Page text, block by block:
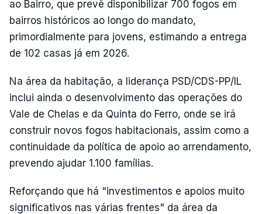
ao Bairro, que prevê disponibilizar 700 fogos em
bairros históricos ao longo do mandato,
primordialmente para jovens, estimando a entrega
de 102 casas já em 2026.
Na área da habitação, a liderança PSD/CDS-PP/IL
inclui ainda o desenvolvimento das operações do
Vale de Chelas e da Quinta do Ferro, onde se irá
construir novos fogos habitacionais, assim como a
continuidade da política de apoio ao arrendamento,
prevendo ajudar 1.100 famílias.
Reforçando que há "investimentos e apoios muito
significativos nas várias frentes" da área da